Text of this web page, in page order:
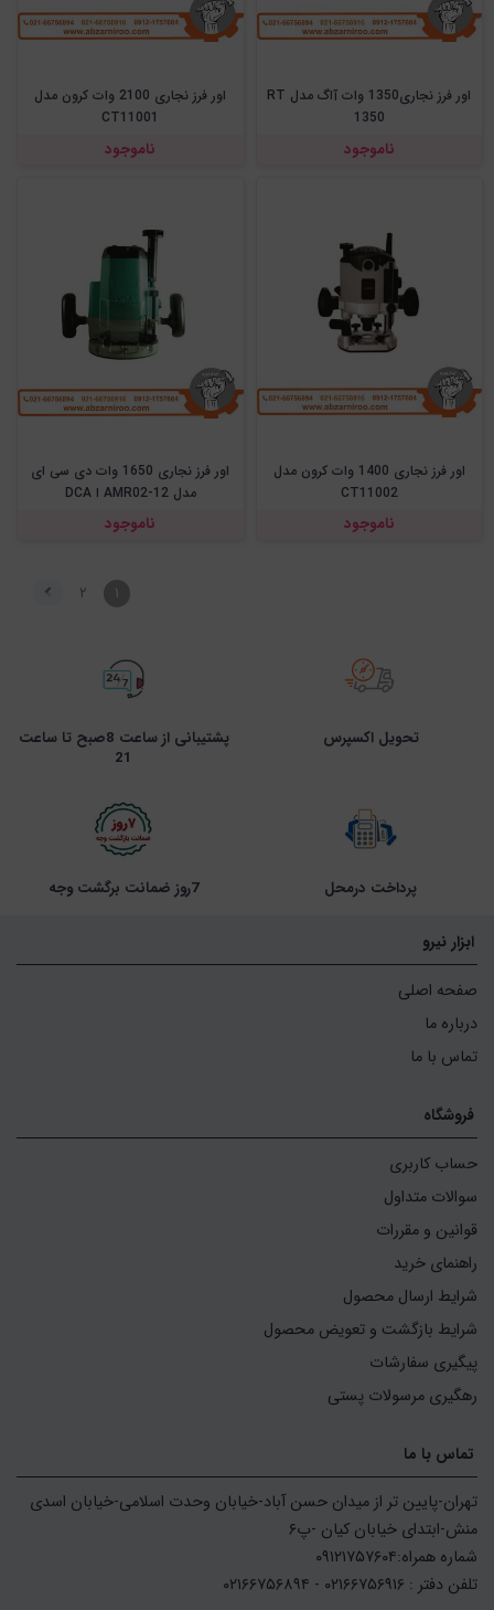
اور فرز نجاری1350 وات آاگ مدل RT
1350
ناموجود
اور فرز نجاری 2100 وات کرون مدل
CT11001
ناموجود
اور فرز نجاری 1400 وات کرون مدل
CT11002
ناموجود
اور فرز نجاری 1650 وات دی سی ای
مدل AMR02-12 ا DCA
ناموجود
۱ ۲
تحویل اکسپرس
پشتیبانی از ساعت 8صبح تا ساعت
21
پرداخت درمحل 7روز ضمانت برگشت وجه
ابزار نیرو
صفحه اصلی
درباره ما
تماس با ما
فروشگاه
حساب کاربری
سوالات متداول
قوانین و مقررات
راهنمای خرید
شرایط ارسال محصول
شرایط بازگشت و تعویض محصول
پیگیری سفارشات
رهگیری مرسولات پستی
تماس با ما
تلفن دفتر : ۰۲۱۶۶۷۵۶۹۱۶ - ۰۲۱۶۶۷۵۶۸۹۴